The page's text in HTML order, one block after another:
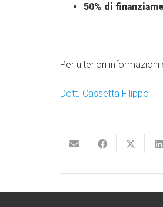
50% di
Per ulteriori
Dott. Cassetta Filippo